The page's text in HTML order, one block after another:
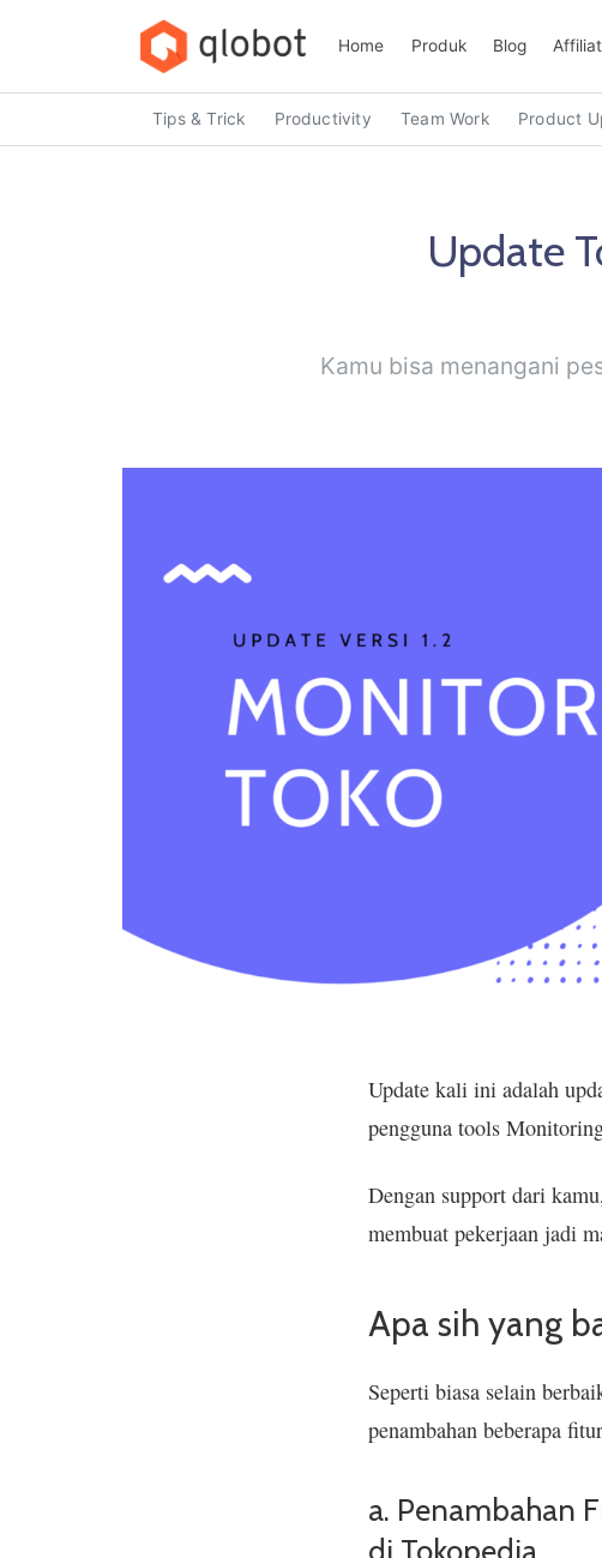
Home Produk Blog
Tips & Trick Productivity Team Work Product
Update
Kamu bisa menangani
Update kali ini adalah
pengguna tools
Dengan support dari
membuat pekerjaan jadi
Apa sih yang
Seperti biasa selain
penambahan beberapa
a. Penambahan